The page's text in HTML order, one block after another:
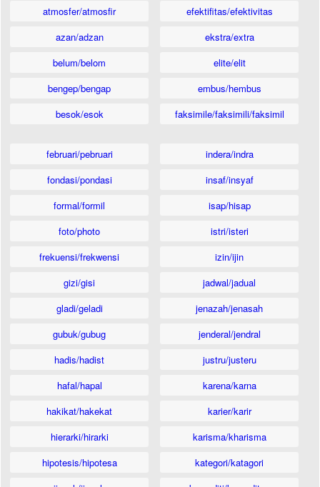
atmosfer/atmosfir
azan/adzan
belum/belom
bengep/bengap
besok/esok
efektifitas/efektivitas
ekstra/extra
elite/elit
embus/hembus
faksimile/faksimili/faksimil
februari/pebruari
fondasi/pondasi
formal/formil
foto/photo
frekuensi/frekwensi
gizi/gisi
gladi/geladi
gubuk/gubug
hadis/hadist
hafal/hapal
hakikat/hakekat
hierarki/hirarki
hipotesis/hipotesa
indera/indra
insaf/insyaf
isap/hisap
istri/isteri
izin/ijin
jadwal/jadual
jenazah/jenasah
jenderal/jendral
justru/justeru
karena/karna
karier/karir
karisma/kharisma
kategori/katagori